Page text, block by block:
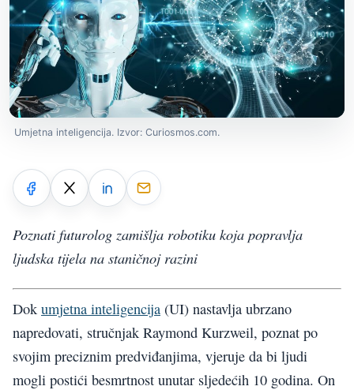
Umjetna inteligencija. Izvor: Curiosmos.com.
Poznati futurolog zamišlja robotiku koja popravlja
ljudska tijela na staničnoj razini
Dok umjetna inteligencija (UI) nastavlja ubrzano
napredovati, stručnjak Raymond Kurzweil, poznat po
svojim preciznim predviđanjima, vjeruje da bi ljudi
mogli postići besmrtnost unutar sljedećih 10 godina. On